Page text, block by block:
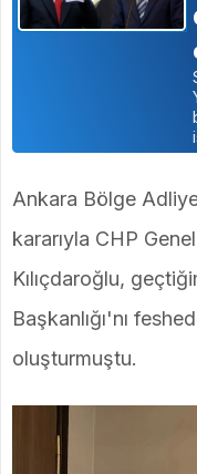
Ankara Bölge
kararıyla CHP
Kılıçdaroğlu,
Başkanlığı'nı
oluşturmuştu.